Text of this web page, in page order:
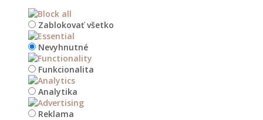
Zablokovať všetko
Nevyhnutné
Funkcionalita
Analytika
Reklama